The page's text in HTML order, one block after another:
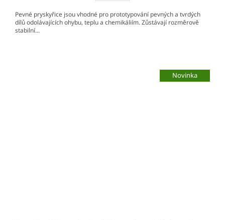
Pevné pryskyřice jsou vhodné pro prototypování pevných a tvrdých
dílů odolávajících ohybu, teplu a chemikáliím. Zůstávají rozměrově
stabilní...
Novinka